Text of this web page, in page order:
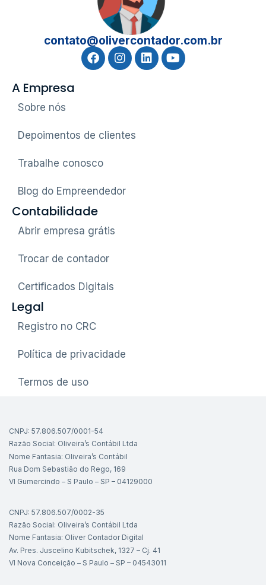
contato@olivercontador.com.br
A Empresa
Sobre nós
Depoimentos de clientes
Trabalhe conosco
Blog do Empreendedor
Contabilidade
Abrir empresa grátis
Trocar de contador
Certificados Digitais
Legal
Registro no CRC
Política de privacidade
Termos de uso
CNPJ: 57.806.507/0001-54
Razão Social: Oliveira’s Contábil Ltda
Nome Fantasia: Oliveira’s Contábil
Rua Dom Sebastião do Rego, 169
Vl Gumercindo – S Paulo – SP – 04129000
CNPJ: 57.806.507/0002-35
Razão Social: Oliveira’s Contábil Ltda
Nome Fantasia: Oliver Contador Digital
Av. Pres. Juscelino Kubitschek, 1327 – Cj. 41
Vl Nova Conceição – S Paulo – SP – 04543011